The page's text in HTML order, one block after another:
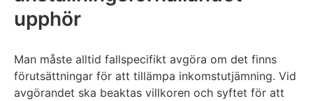
upphör
Man måste alltid fallspecifikt avgöra om det finns
förutsättningar för att tillämpa inkomstutjämning. Vid
avgörandet ska beaktas villkoren och syftet för att